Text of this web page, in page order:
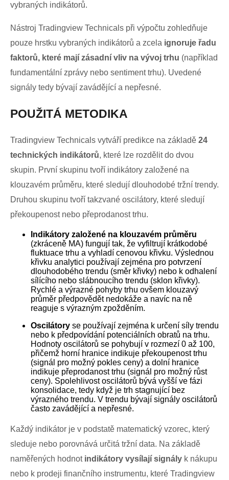
vybraných indikátorů.
Nástroj Tradingview Technicals při výpočtu zohledňuje
pouze hrstku vybraných indikátorů a zcela ignoruje řadu
faktorů, které mají zásadní vliv na vývoj trhu (například
fundamentální zprávy nebo sentiment trhu). Uvedené
signály tedy bývají zavádějící a nepřesné.
POUŽITÁ METODIKA
Tradingview Technicals vytváří predikce na základě 24
technických indikátorů, které lze rozdělit do dvou
skupin. První skupinu tvoří indikátory založené na
klouzavém průměru, které sledují dlouhodobé tržní trendy.
Druhou skupinu tvoří takzvané oscilátory, které sledují
překoupenost nebo přeprodanost trhu.
Indikátory založené na klouzavém průměru
(zkráceně MA) fungují tak, že vyfiltrují krátkodobé
fluktuace trhu a vyhladí cenovou křivku. Výslednou
křivku analytici používají zejména pro potvrzení
dlouhodobého trendu (směr křivky) nebo k odhalení
sílícího nebo slábnoucího trendu (sklon křivky).
Rychlé a výrazné pohyby trhu ovšem klouzavý
průměr předpovědět nedokáže a navíc na ně
reaguje s výrazným zpožděním.
Oscilátory se používají zejména k určení síly trendu
nebo k předpovídání potenciálních obratů na trhu.
Hodnoty oscilátorů se pohybují v rozmezí 0 až 100,
přičemž horní hranice indikuje překoupenost trhu
(signál pro možný pokles ceny) a dolní hranice
indikuje přeprodanost trhu (signál pro možný růst
ceny). Spolehlivost oscilátorů bývá vyšší ve fázi
konsolidace, tedy když je trh stagnující bez
výrazného trendu. V trendu bývají signály oscilátorů
často zavádějící a nepřesné.
Každý indikátor je v podstatě matematický vzorec, který
sleduje nebo porovnává určitá tržní data. Na základě
naměřených hodnot indikátory vysílají signály k nákupu
nebo k prodeji finančního instrumentu, které Tradingview